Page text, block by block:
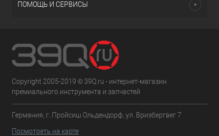
ПОМОЩЬ И СЕРВИСЫ
Copyright 2005-2019 © 39Q.ru - интернет-магазин
премиального инструмента и запчастей
Германия, г. Пройсиш Ольдендорф, ул. Вризбергвег 7
Посмотреть на карте